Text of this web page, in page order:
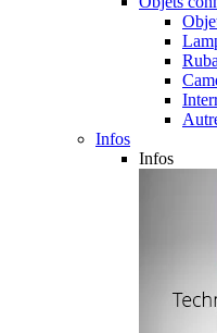
Infos
Infos